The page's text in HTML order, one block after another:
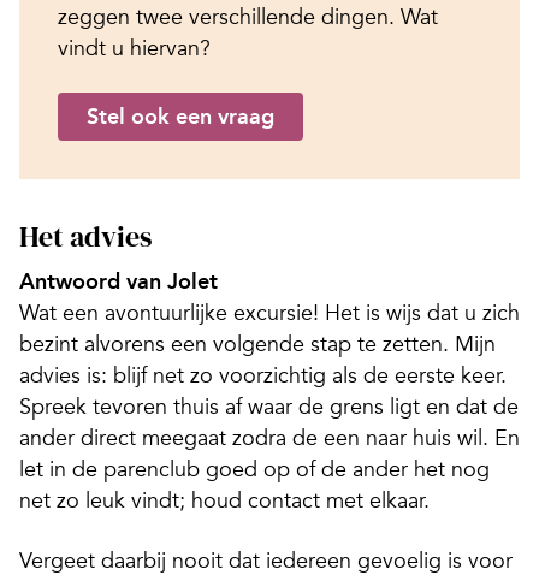
zeggen twee verschillende dingen. Wat
vindt u hiervan?
Stel ook een vraag
Het advies
Antwoord van Jolet
Wat een avontuurlijke excursie! Het is wijs dat u zich
bezint alvorens een volgende stap te zetten. Mijn
advies is: blijf net zo voorzichtig als de eerste keer.
Spreek tevoren thuis af waar de grens ligt en dat de
ander direct meegaat zodra de een naar huis wil. En
let in de parenclub goed op of de ander het nog
net zo leuk vindt; houd contact met elkaar.
Vergeet daarbij nooit dat iedereen gevoelig is voor